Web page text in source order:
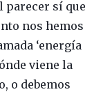
parecer sí que
nos hemos
‘energía
viene la
o debemos